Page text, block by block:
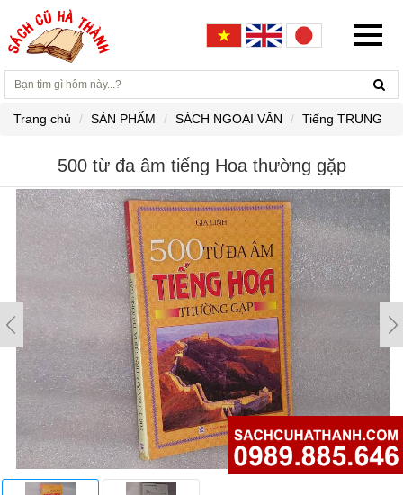
Trang chủ SẢN PHẨM SÁCH NGOẠI VĂN Tiếng TRUNG
500 từ đa âm tiếng Hoa thường gặp